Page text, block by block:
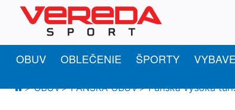
OBUV OBLEČENIE ŠPORTY
OBUV PÁNSKA OBUV Pánska vysoká